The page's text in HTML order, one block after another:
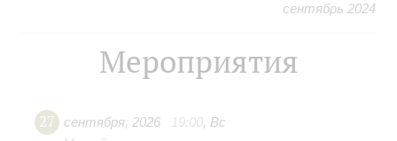
сентябрь 2024
Мероприятия
27 сентября, 2026 19:00, Вс